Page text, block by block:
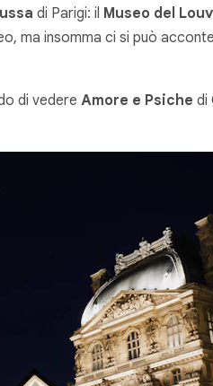
di Parigi: il Museo del
ma insomma ci si può
di vedere Amore e Psiche di